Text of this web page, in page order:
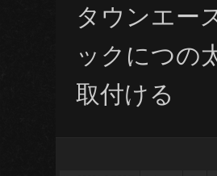
タウンエー
ックにつの
取付ける